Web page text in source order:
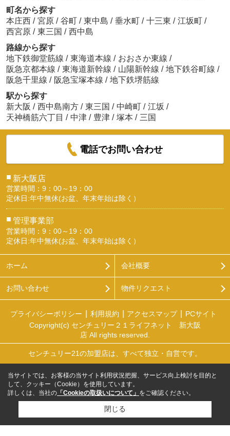
町名から探す
本庄西 / 宮原 / 谷町 / 東中島 / 垂水町 / 十三東 / 江坂町 /
西宮原 / 東三国 / 西中島
路線から探す
地下鉄御堂筋線 / 東海道本線 / おおさか東線 /
阪急京都本線 / 東海道新幹線 / 山陽新幹線 / 地下鉄谷町線 /
阪急千里線 / 阪急宝塚本線 / 地下鉄堺筋線
駅から探す
新大阪 / 西中島南方 / 東三国 / 中崎町 / 江坂 /
天神橋筋六丁目 / 中津 / 豊津 / 塚本 / 三国
電話でお問い合わせ
■ 新大阪店
営業時間：9：00～19：00
定休日:年中無休(お盆、年末年始は除く）
■ 管理事業部
営業時間：9：00～19：00
定休日:年中無休(お盆、年末年始は除く）
ホーム 会社概要
お問い合わせ 物件リクエスト
プライバシーポリシー 利用規約 アクセスマップ
PCサイト
Copyright(c) センチュリー２１ライフネット 新大阪
店 All rights reserved.
センチュリー21の加盟店は、すべて独立・自営です。
当サイトでは、お客様の当サイト利用状況把握、サービス向上検討を目的と
して、クッキー（Cookie）を使用しています。
詳しくは、当社の 「Cookieの取扱いについて」 をご確認ください。
閉じる